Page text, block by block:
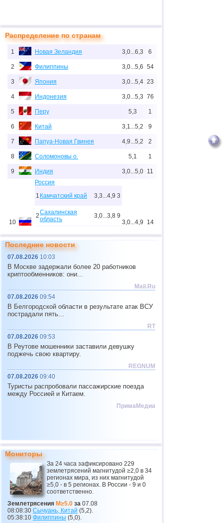
Распределение по странам
1 Новая Зеландия 3,0...6,3 6
2 Филиппины 3,0...5,6 54
3 Япония 3,0...5,4 23
4 Индонезия 3,0...5,3 76
5 Перу 5,3 1
6 Китай 3,1...5,2 9
7 Папуа-Новая Гвинея 4,9...5,2 2
8 Соломоновы о. 5,1 1
9 Индия 3,0...5,0 11
10
Россия
1 Камчатский край 3,3...4,9 3
2Сахалинская
область
3,0...3,8 9
3Республика
3,6 1
4 Республика
Северная Осетия
3,0...4,9 14
11 США
4,6 2
13 Аргентина 3,1...4,5 10
14 Мексика
15 Гондурас
16 Колумбия 4,3
3,1...4,2 22
18 Мьянма
19 Индийский океан (юг)
4,2 1
23 Эквадор
Карибское море 3,8 1
25 Греция 3,0...3,7
26 Норвегия
27 Пуэрто-Рико
Последние новости
07.08.2026 10:03
В Москве задержали более 20 работников
криптообменников: они...
Mail.Ru
07.08.2026 09:54
В Белгородской области в результате атак ВСУ
пострадали пять...
RT
07.08.2026 09:53
В Реутове мошенники заставили девушку
поджечь свою квартиру.
REGNUM
07.08.2026 09:40
Туристы распробовали пассажирские поезда
между Россией и Китаем.
ПримаМедиа
Мониторы
За 24 часа зафиксировано 229
землетрясений магнитудой ≥2,0 в 34
регионах мира, из них магнитудой
≥5,0 - в 5 регионах. В России - 9 и 0
соответственно.
Землетрясения M≥5.0 за 07.08
08:08:30 Сычуань, Китай (5,2).
05:38:10 Филиппины (5,0).